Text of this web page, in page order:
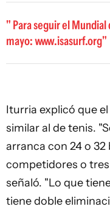
Para seguir el Mundial
mayo: www.isasurf.org
Iturria explicó que
similar al de tenis.
arranca con 24 o
competidores o
señaló. "Lo que
tiene doble